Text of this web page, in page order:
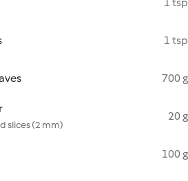
1 tsp
700 g
slices (2 mm)
20 g
100 g